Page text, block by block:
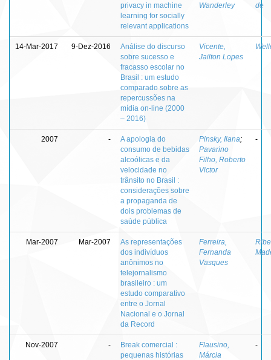
privacy in machine
learning for socially
relevant applications
Wanderley
de
14-Mar-2017 9-Dez-2016
Análise do discurso
sobre sucesso e
fracasso escolar no
Brasil : um estudo
comparado sobre as
repercussões na
mídia on-line (2000
– 2016)
Vicente,
Jailton Lopes
2007 -
A apologia do
consumo de bebidas
alcoólicas e da
velocidade no
trânsito no Brasil :
considerações sobre
a propaganda de
dois problemas de
saúde pública
Pinsky, Ilana;
Pavarino
Filho, Roberto
Victor
-
Mar-2007 Mar-2007
As representações
dos indivíduos
anônimos no
telejornalismo
brasileiro : um
estudo comparativo
entre o Jornal
Nacional e o Jornal
da Record
Ferreira,
Fernanda
Vasques
Nov-2007 -
Break comercial :
pequenas histórias
Flausino,
Márcia
-